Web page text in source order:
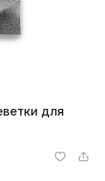
для